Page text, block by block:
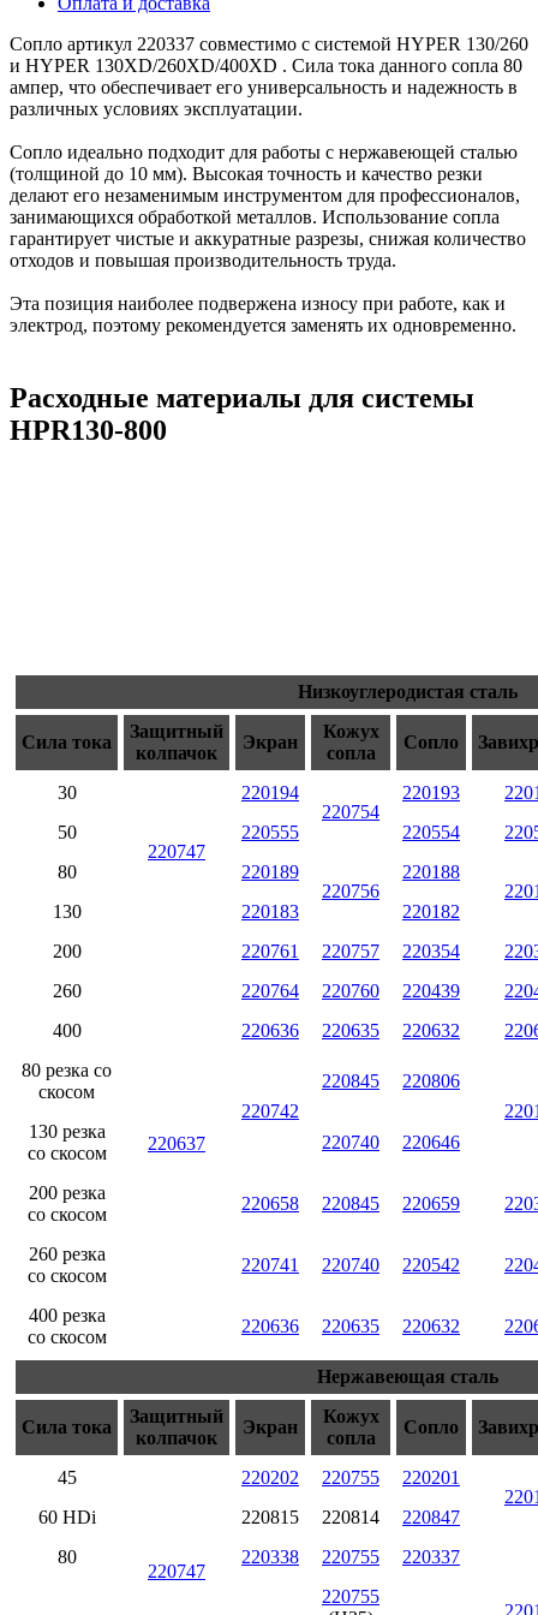
Сопло артикул 220337 совместимо с системой HYPER 130/260
и HYPER 130XD/260XD/400XD . Сила тока данного сопла 80
ампер, что обеспечивает его универсальность и надежность в
различных условиях эксплуатации.
Сопло идеально подходит для работы с нержавеющей сталью
(толщиной до 10 мм). Высокая точность и качество резки
делают его незаменимым инструментом для профессионалов,
занимающихся обработкой металлов. Использование сопла
гарантирует чистые и аккуратные разрезы, снижая количество
отходов и повышая производительность труда.
Эта позиция наиболее подвержена износу при работе, как и
электрод, поэтому рекомендуется заменять их одновременно.
Расходные материалы для системы
HPR130-800
Низкоуглеродистая сталь
Сила тока
Защитный
колпачок
Экран
Кожух
сопла
Сопло
30
220747
220194
220754
220193
50
220555 220554
80
220189
220756
220188
130
220183
220182
200
220637
220761 220757 220354
260
220764 220760 220439
400
220636 220635 220632
80 резка со
скосом
220742
220845
220806
130 резка
со скосом
220740 220646
200 резка
со скосом
220658 220845 220659
260 резка
со скосом
220741 220740 220542
400 резка
со скосом
220636 220635 220632
Нержавеющая сталь
Сила тока
Защитный
колпачок
Экран
Кожух
сопла
Сопло
45
220747
220202 220755
220201
60 HDi
220815 220814
220847
80
220338 220755 220337
220755